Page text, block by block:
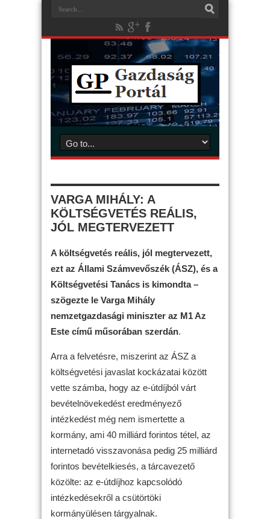
VARGA MIHÁLY: A
KÖLTSÉGVETÉS REÁLIS,
JÓL MEGTERVEZETT
A költségvetés reális, jól megtervezett,
ezt az Állami Számvevőszék (ÁSZ), és a
Költségvetési Tanács is kimondta –
szögezte le Varga Mihály
nemzetgazdasági miniszter az M1 Az
Este című műsorában szerdán.
Arra a felvetésre, miszerint az ÁSZ a
költségvetési javaslat kockázatai között
vette számba, hogy az e-útdíjból várt
bevételnövekedést eredményező
intézkedést még nem ismertette a
kormány, ami 40 milliárd forintos tétel, az
internetadó visszavonása pedig 25 milliárd
forintos bevételkiesés, a tárcavezető
közölte: az e-útdíjhoz kapcsolódó
intézkedésekről a csütörtöki
kormányülésen tárgyalnak.